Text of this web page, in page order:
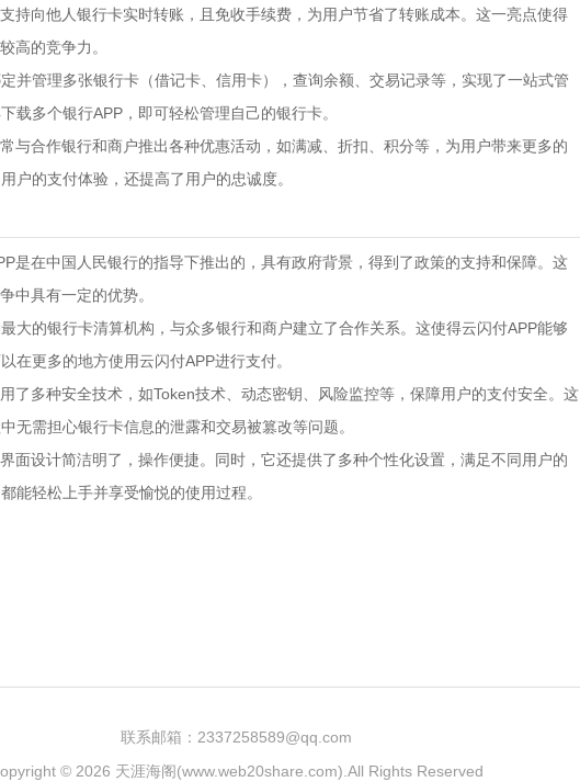
持向他人银行卡实时转账，且免收手续费，为用户节省了转账成本。这一亮点使得
高的竞争力。
并管理多张银行卡（借记卡、信用卡），查询余额、交易记录等，实现了一站式管
载多个银行APP，即可轻松管理自己的银行卡。
与合作银行和商户推出各种优惠活动，如满减、折扣、积分等，为用户带来更多的
户的支付体验，还提高了用户的忠诚度。
是在中国人民银行的指导下推出的，具有政府背景，得到了政策的支持和保障。这
中具有一定的优势。
大的银行卡清算机构，与众多银行和商户建立了合作关系。这使得云闪付APP能够
在更多的地方使用云闪付APP进行支付。
了多种安全技术，如Token技术、动态密钥、风险监控等，保障用户的支付安全。这
无需担心银行卡信息的泄露和交易被篡改等问题。
面设计简洁明了，操作便捷。同时，它还提供了多种个性化设置，满足不同用户的
能轻松上手并享受愉悦的使用过程。
联系邮箱：2337258589@qq.com
© 2026 天涯海阁(www.web20share.com) .All Rights Reserved